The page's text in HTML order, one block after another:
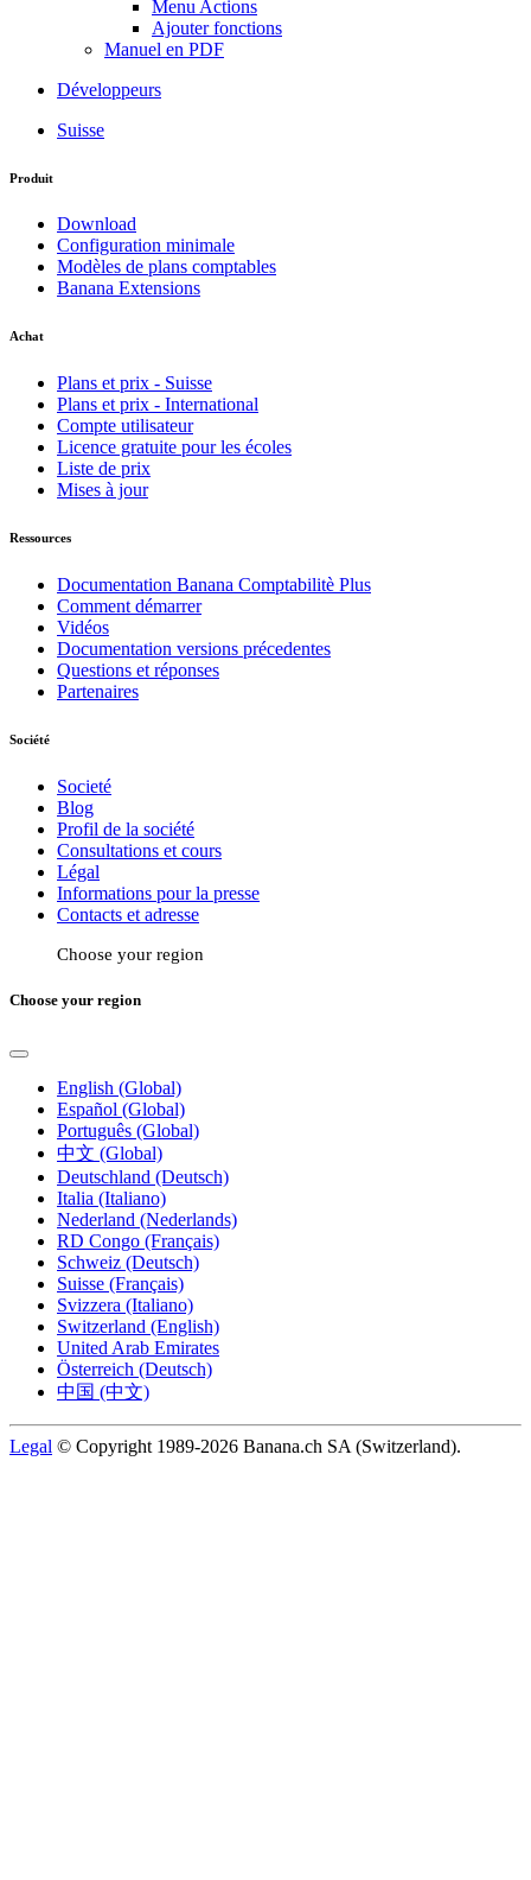
Menu Actions
Ajouter fonctions
Manuel en PDF
Développeurs
Suisse
Produit
Download
Configuration minimale
Modèles de plans comptables
Banana Extensions
Achat
Plans et prix - Suisse
Plans et prix - International
Compte utilisateur
Licence gratuite pour les écoles
Liste de prix
Mises à jour
Ressources
Documentation Banana Comptabilitè Plus
Comment démarrer
Vidéos
Documentation versions précedentes
Questions et réponses
Partenaires
Société
Societé
Blog
Profil de la société
Consultations et cours
Légal
Informations pour la presse
Contacts et adresse
Choose your region
Choose your region
English (Global)
Español (Global)
Português (Global)
中文 (Global)
Deutschland (Deutsch)
Italia (Italiano)
Nederland (Nederlands)
RD Congo (Français)
Schweiz (Deutsch)
Suisse (Français)
Svizzera (Italiano)
Switzerland (English)
United Arab Emirates
Österreich (Deutsch)
中国 (中文)
Legal © Copyright 1989-2026 Banana.ch SA (Switzerland).